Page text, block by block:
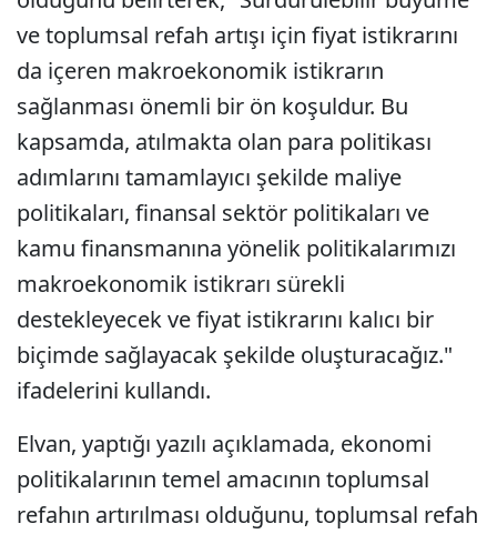
ve toplumsal refah artışı için fiyat istikrarını
da içeren makroekonomik istikrarın
sağlanması önemli bir ön koşuldur. Bu
kapsamda, atılmakta olan para politikası
adımlarını tamamlayıcı şekilde maliye
politikaları, finansal sektör politikaları ve
kamu finansmanına yönelik politikalarımızı
makroekonomik istikrarı sürekli
destekleyecek ve fiyat istikrarını kalıcı bir
biçimde sağlayacak şekilde oluşturacağız."
ifadelerini kullandı.
Elvan, yaptığı yazılı açıklamada, ekonomi
politikalarının temel amacının toplumsal
refahın artırılması olduğunu, toplumsal refah